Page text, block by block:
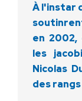
À l'instar
en 2002,
les
Nicolas
des